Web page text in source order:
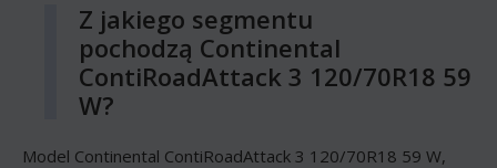
Z jakiego segmentu
pochodzą Continental
ContiRoadAttack 3 120/70R18 59
W?
Model Continental ContiRoadAttack 3 120/70R18 59 W,